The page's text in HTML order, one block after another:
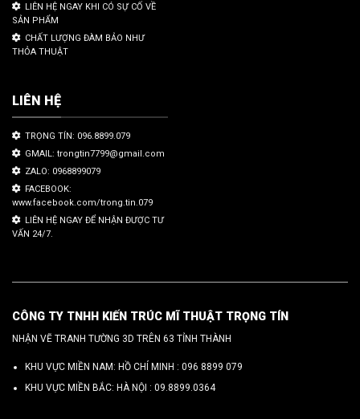
LIÊN HỆ NGAY KHI CÓ SỰ CỐ VỀ
SẢN PHẨM
CHẤT LƯỢNG ĐÀM BẢO NHƯ
THỎA THUẬT
LIÊN HỆ
TRỌNG TÍN: 096.8899.079
GMAIL: trongtin7799@gmail.com
ZALO: 0968899079
FACEBOOK:
www.facebook.com/trong.tin.079
LIÊN HỆ NGAY ĐỂ NHẬN ĐƯỢC TƯ
VẤN 24/7.
CÔNG TY TNHH KIẾN TRÚC MĨ THUẬT TRỌNG TÍN
NHẬN VẼ TRANH TƯỜNG 3D TRÊN 63 TỈNH THÀNH
KHU VỰC MIỀN NAM: HỒ CHÍ MINH : 096 8899 079
KHU VỰC MIỀN BẮC: HÀ NỘI : 09.8899.0364